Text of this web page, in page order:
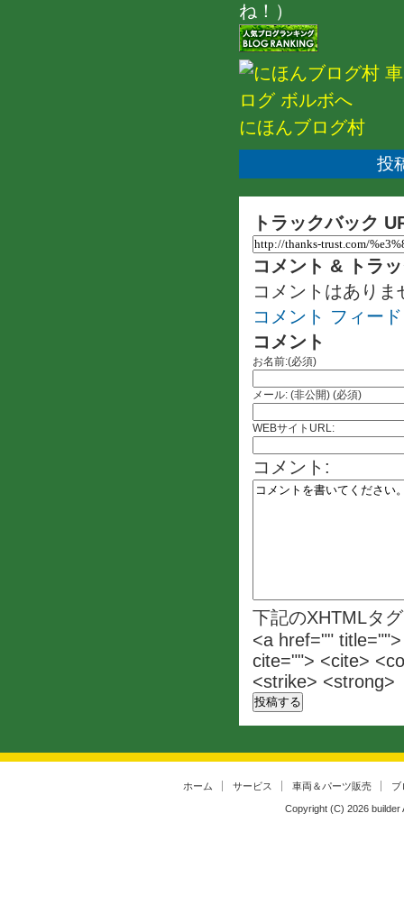
ね！）
にほんブログ村
投
トラックバック
コメント & トラ
コメントはありま
コメント フィード
コメント
お名前:(必須)
メール: (非公開) (必須)
WEBサイトURL:
コメント:
下記のXHTMLタ
<a href=""
cite=""> <cite>
<strike> <strong>
ホーム サービス 車両＆パーツ販売 ブ
Copyright (C) 2026 builder